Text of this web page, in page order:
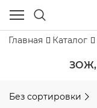
Главная Каталог
ЗОЖ,
Без сортировки